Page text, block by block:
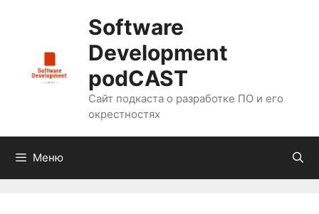
Software
Development
podCAST
Сайт подкаста о разработке ПО и его
окрестностях
Меню